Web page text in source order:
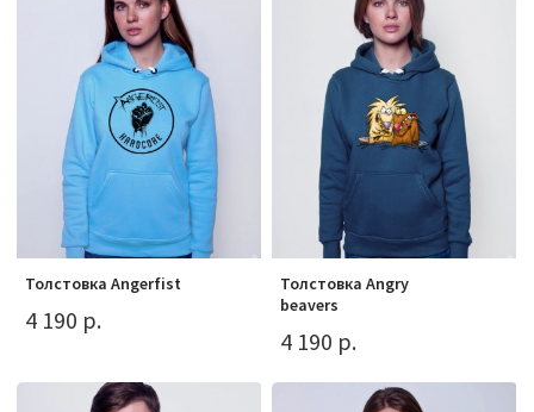
Толстовка Angerfist
4 190 р.
Толстовка Angry
beavers
4 190 р.